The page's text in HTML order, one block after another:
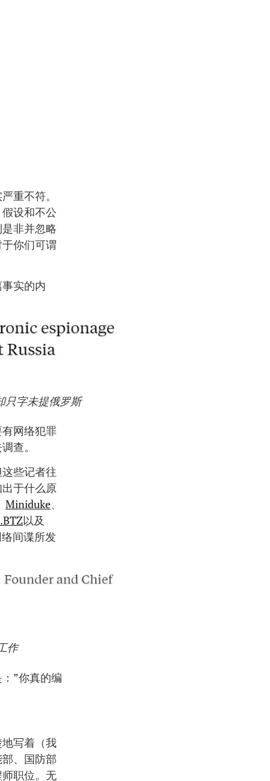
重不符。
设和不公
非并忽略
你们可谓
实的内
只字未提俄罗斯
网络犯罪
查。
些记者往
于什么原
Miniduke、
以及
间谍所发
作
”你真的编
写着（我
、国防部
职位。无